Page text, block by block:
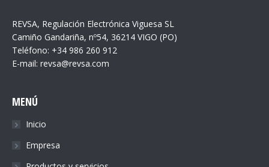
REVSA, Regulación Electrónica Viguesa SL
Camiño Gandariña, nº54, 36214 VIGO (PO)
Teléfono: +34 986 260 912
E-mail: revsa@revsa.com
MENÚ
Inicio
Empresa